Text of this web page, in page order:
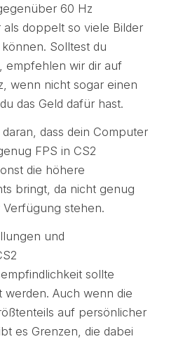
60 Hz
doppelt so viele Bilder
Solltest du
empfehlen wir dir auf
wenn nicht sogar einen
das Geld dafür hast.
dass dein Computer
FPS in CS2
die höhere
bringt, da nicht genug
stehen.
und
sollte
werden. Auch wenn die
auf persönlicher
es Grenzen, die dabei